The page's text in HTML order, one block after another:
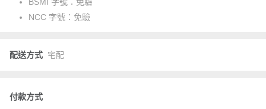
NCC 字號： 免驗
配送方式 宅配
付款方式